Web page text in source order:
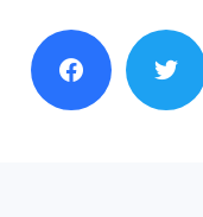
facebook twitter